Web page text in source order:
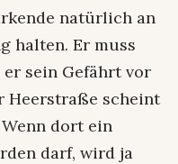
natürlich an
halten. Er muss
sein Gefährt vor
Heerstraße scheint
dort ein
darf, wird ja